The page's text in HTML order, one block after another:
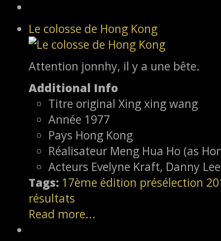
Le colosse de Hong Kong
Attention jonnhy, il y a une bête.
Additional Info
Titre original Xing xing wang
Année 1977
Pays Hong Kong
Réalisateur Meng Hua Ho (as
Acteurs Evelyne Kraft, Danny
Tags: 17ème édition présélection
résultats
Read more...